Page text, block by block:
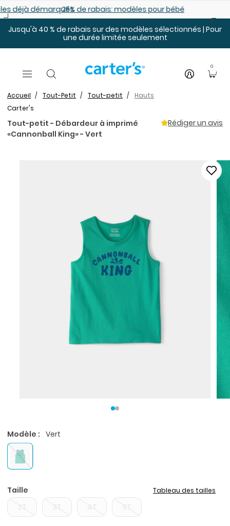
démarqués25% de rabais: modèles pour bébé
Jusqu'à 40 % de rabais sur des modèles sélectionnés | Pour
une durée limitée seulement
0
Accueil Tout-Petit Tout-petit
Hauts
Carter's
Tout-petit - Débardeur à imprimé
«Cannonball King» - Vert
Rédiger un avis
Modèle : Vert
Taille Tableau des tailles